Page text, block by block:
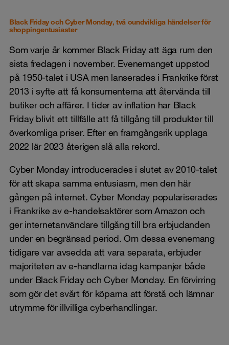
Black Friday och Cyber Monday, två oundvikliga händelser för
shoppingentusiaster
Som varje år kommer Black Friday att äga rum den
sista fredagen i november. Evenemanget uppstod
på 1950-talet i USA men lanserades i Frankrike först
2013 i syfte att få konsumenterna att återvända till
butiker och affärer. I tider av inflation har Black
Friday blivit ett tillfälle att få tillgång till produkter till
överkomliga priser. Efter en framgångsrik upplaga
2022 lär 2023 återigen slå alla rekord.
Cyber Monday introducerades i slutet av 2010-talet
för att skapa samma entusiasm, men den här
gången på internet. Cyber Monday populariserades
i Frankrike av e-handelsaktörer som Amazon och
ger internetanvändare tillgång till bra erbjudanden
under en begränsad period. Om dessa evenemang
tidigare var avsedda att vara separata, erbjuder
majoriteten av e-handlarna idag kampanjer både
under Black Friday och Cyber Monday. En förvirring
som gör det svårt för köparna att förstå och lämnar
utrymme för illvilliga cyberhandlingar.